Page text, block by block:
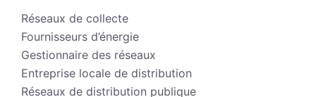
Réseaux de collecte
Fournisseurs d’énergie
Gestionnaire des réseaux
Entreprise locale de distribution
Réseaux de distribution publique